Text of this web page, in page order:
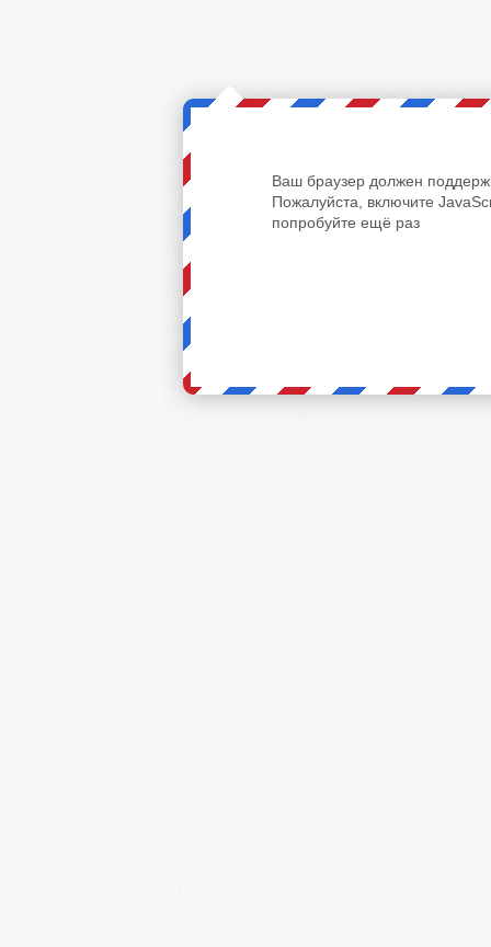
Ваш браузер должен
Пожалуйста, включите
попробуйте ещё раз